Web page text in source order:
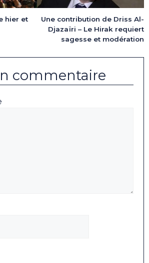
hier et
Une contribution de Driss Al-
Djazaïri – Le Hirak requiert
sagesse et modération
commentaire